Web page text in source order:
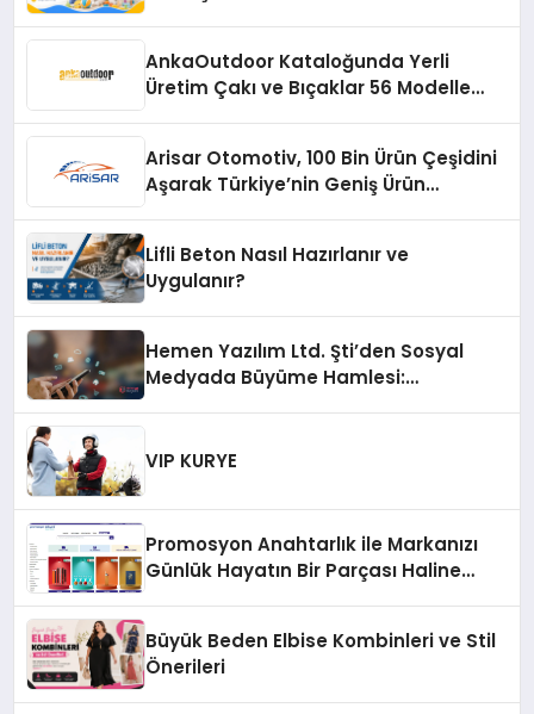
AnkaOutdoor Kataloğunda Yerli
Üretim Çakı ve Bıçaklar 56 Modelle
Arisar Otomotiv, 100 Bin Ürün Çeşidini
Aşarak Türkiye’nin Geniş Ürün
Lifli Beton Nasıl Hazırlanır ve
Uygulanır?
Hemen Yazılım Ltd. Şti’den Sosyal
Medyada Büyüme Hamlesi:
VIP KURYE
Promosyon Anahtarlık ile Markanızı
Günlük Hayatın Bir Parçası Haline
Büyük Beden Elbise Kombinleri ve Stil
Önerileri